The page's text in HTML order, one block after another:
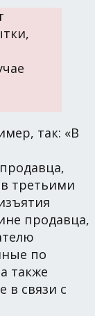
так: «В
третьими
продавца,
по
также
в связи с